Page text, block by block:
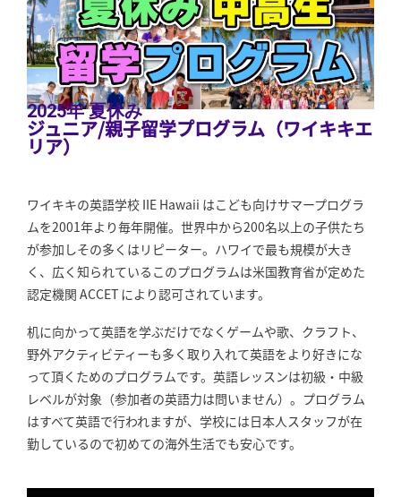
2025年 夏休み
ジュニア/親子留学プログラム（ワイキキエ
リア）
ワイキキの英語学校 IIE Hawaii はこども向けサマープログラ
ムを2001年より毎年開催。世界中から200名以上の子供たち
が参加しその多くはリピーター。ハワイで最も規模が大き
く、広く知られているこのプログラムは米国教育省が定めた
認定機関 ACCET により認可されています。
机に向かって英語を学ぶだけでなくゲームや歌、クラフト、
野外アクティビティーも多く取り入れて英語をより好きにな
って頂くためのプログラムです。英語レッスンは初級・中級
レベルが対象（参加者の英語力は問いません）。プログラム
はすべて英語で行われますが、学校には日本人スタッフが在
勤しているので初めての海外生活でも安心です。